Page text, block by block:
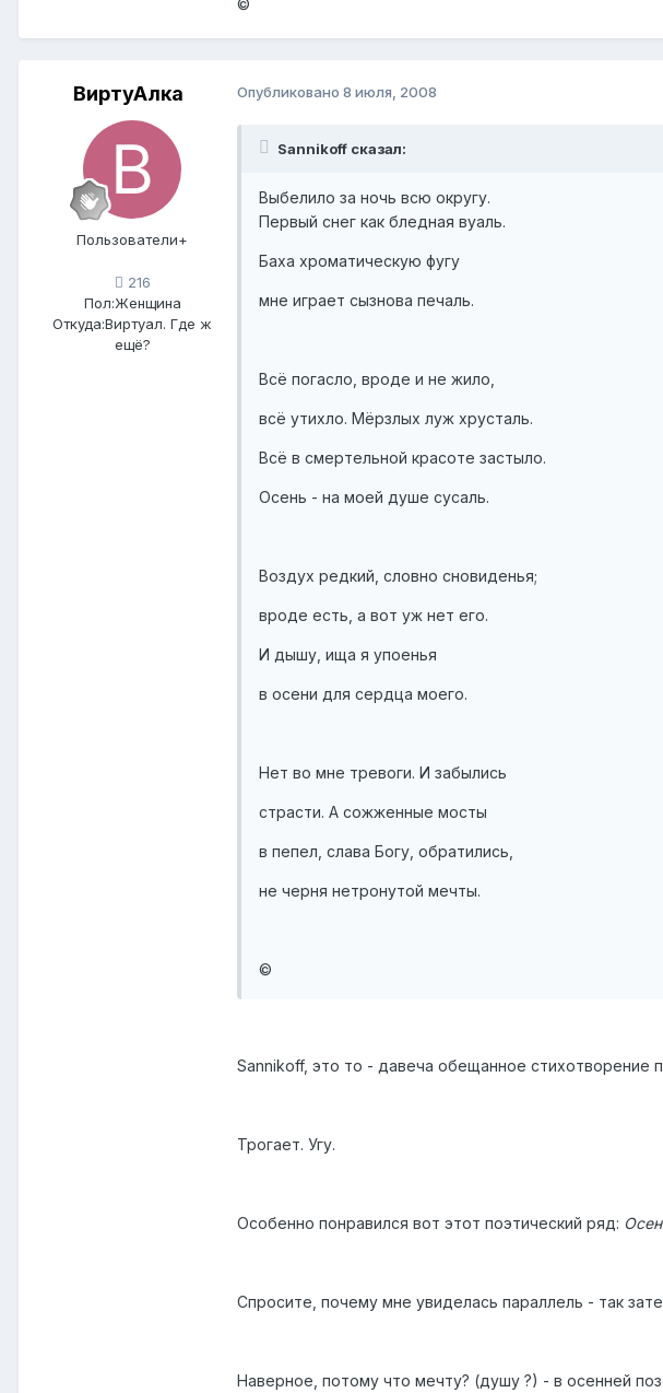
ВиртуАлка
Пользователи+
216
Пол:Женщина
Откуда:Виртуал. Где ж
ещё?
Опубликовано 8 июля, 2008
Sannikoff сказал:
Выбелило за ночь всю округу.
Первый снег как бледная вуаль.
Баха хроматическую фугу
мне играет сызнова печаль.
Всё погасло, вроде и не жило,
всё утихло. Мёрзлых луж хрусталь.
Всё в смертельной красоте застыло.
Осень - на моей душе сусаль.
Воздух редкий, словно сновиденья;
вроде есть, а вот уж нет его.
И дышу, ища я упоенья
в осени для сердца моего.
Нет во мне тревоги. И забылись
страсти. А сожженные мосты
в пепел, слава Богу, обратились,
не черня нетронутой мечты.
©
Sannikoff, это то - давеча обещанное стихотворение
Трогает. Угу.
Особенно понравился вот этот поэтический ряд:
Спросите, почему мне увиделась параллель - так
Наверное, потому что мечту? (душу ?) - в осенней